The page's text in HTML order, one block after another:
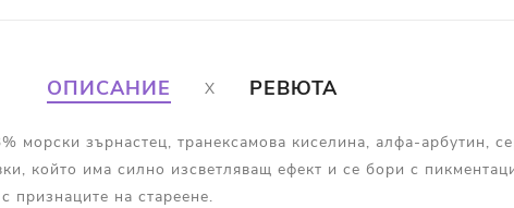
ОПИСАНИЕ РЕВЮТА
морски зърнастец, транексамова киселина, алфа-арбутин,
който има силно изсветляващ ефект и се бори с
признаците на стареене.